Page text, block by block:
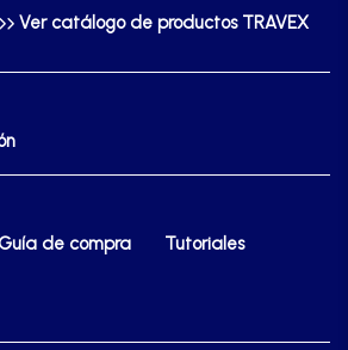
Ver catálogo de productos TRAVEX
Guía de compra
Tutoriales